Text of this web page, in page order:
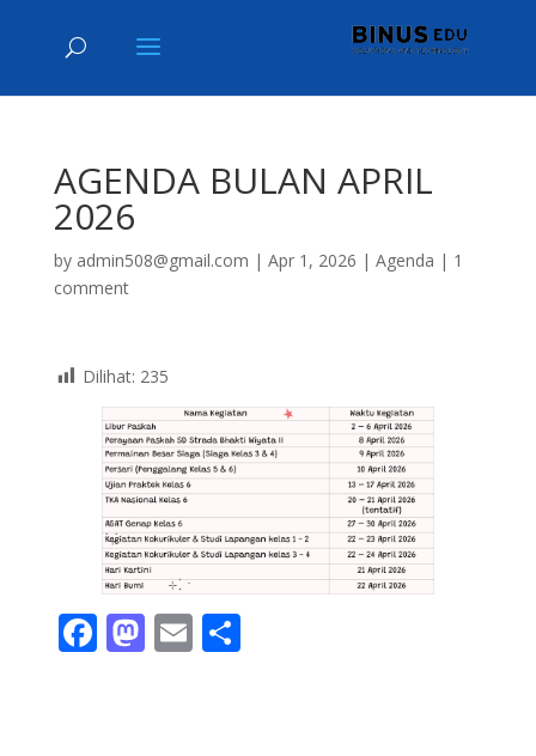
AGENDA BULAN APRIL
2026
by admin508@gmail.com | Apr 1, 2026 | Agenda | 1
comment
Dilihat: 235
F M E S